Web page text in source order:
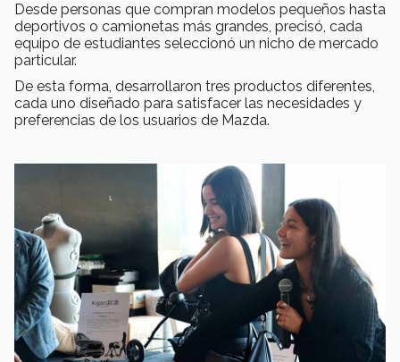
Desde personas que compran modelos pequeños hasta
deportivos o camionetas más grandes, precisó, cada
equipo de estudiantes seleccionó un nicho de mercado
particular.
De esta forma, desarrollaron tres productos diferentes,
cada uno diseñado para satisfacer las necesidades y
preferencias de los usuarios de Mazda.